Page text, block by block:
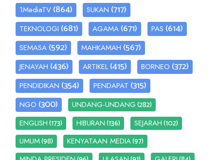
1MediaTV (864) SUKAN (717)
TEKNOLOGI (681) AGAMA (671) PAS (614)
SEMASA (592) MAHKAMAH (567)
JENAYAH (436) ARTIKEL (415) BORNEO (372)
PENDIDIKAN (354) PENDAPAT (315)
NGO (300) UNDANG-UNDANG(282)
ENGLISH(173) HIBURAN(136) SEJARAH(102)
UMUM(98) KENYATAAN MEDIA(97)